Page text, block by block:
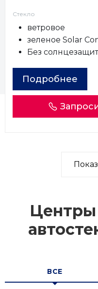
Стекло
ветровое
зеленое Solar
Без
Подробнее
Центры
ВСЕ